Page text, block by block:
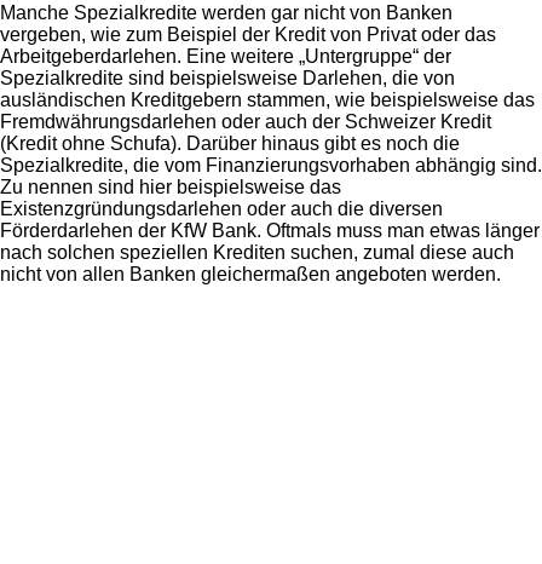
Manche Spezialkredite werden gar nicht von Banken
vergeben, wie zum Beispiel der Kredit von Privat oder das
Arbeitgeberdarlehen. Eine weitere „Untergruppe“ der
Spezialkredite sind beispielsweise Darlehen, die von
ausländischen Kreditgebern stammen, wie beispielsweise das
Fremdwährungsdarlehen oder auch der Schweizer Kredit
(Kredit ohne Schufa). Darüber hinaus gibt es noch die
Spezialkredite, die vom Finanzierungsvorhaben abhängig sind.
Zu nennen sind hier beispielsweise das
Existenzgründungsdarlehen oder auch die diversen
Förderdarlehen der KfW Bank. Oftmals muss man etwas länger
nach solchen speziellen Krediten suchen, zumal diese auch
nicht von allen Banken gleichermaßen angeboten werden.